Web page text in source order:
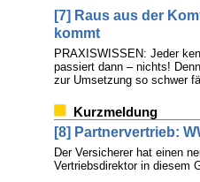
[7] Raus aus der
kommt
PRAXISWISSEN: Jeder
passiert dann – nichts!
zur Umsetzung so schwer
Kurzmeldung
[8] Partnervertrieb:
Der Versicherer hat einen
Vertriebsdirektor in diesem